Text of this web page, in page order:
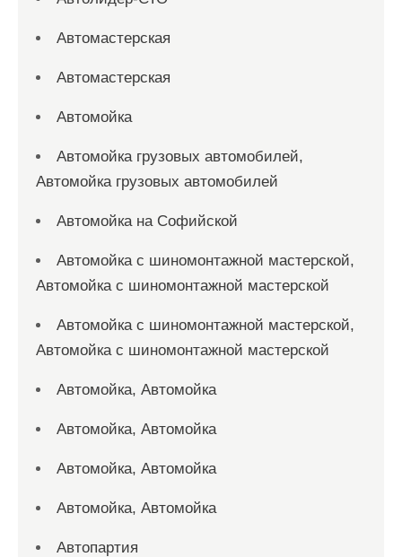
Автомастерская
Автомастерская
Автомойка
Автомойка грузовых автомобилей,
Автомойка грузовых автомобилей
Автомойка на Софийской
Автомойка с шиномонтажной мастерской,
Автомойка с шиномонтажной мастерской
Автомойка с шиномонтажной мастерской,
Автомойка с шиномонтажной мастерской
Автомойка, Автомойка
Автомойка, Автомойка
Автомойка, Автомойка
Автомойка, Автомойка
Автопартия